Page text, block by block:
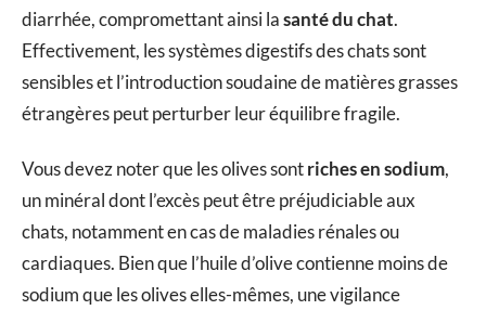
diarrhée, compromettant ainsi lasanté du chat.
Effectivement, les systèmes digestifs des chats sont
sensibles et l’introduction soudaine de matières grasses
étrangères peut perturber leur équilibre fragile.
Vous devez noter que les olives sontriches en sodium,
un minéral dont l’excès peut être préjudiciable aux
chats, notamment en cas de maladies rénales ou
cardiaques. Bien que l’huile d’olive contienne moins de
sodium que les olives elles-mêmes, une vigilance